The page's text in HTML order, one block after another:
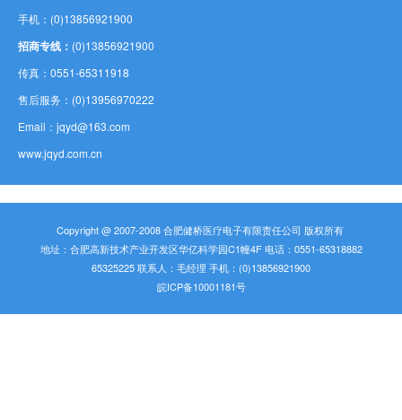
手机：(0)13856921900
招商专线： (0)13856921900
传真：0551-65311918
售后服务：(0)13956970222
Email：jqyd@163.com
www.jqyd.com.cn
Copyright @ 2007-2008 合肥健桥医疗电子有限责任公司 版权所有
地址：合肥高新技术产业开发区华亿科学园C1幢4F 电话：0551-65318882
65325225 联系人：毛经理 手机：(0)13856921900
皖ICP备10001181号